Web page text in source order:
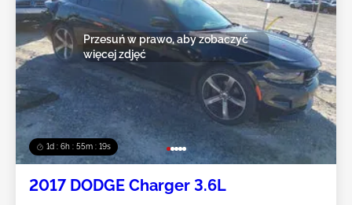
1d : 6h : 55m : 16s
Przesuń w prawo, aby zobaczyć
więcej zdjęć
2017 DODGE Charger 3.6L